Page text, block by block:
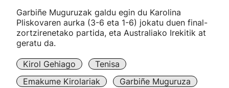
Mendi-lasterketak
"Helmuga"
Garbiñe Muguruzak galdu egin du Karolina
Pliskovaren aurka (3-6 eta 1-6) jokatu duen final-
zortzirenetako partida, eta Australiako Irekitik at
geratu da.
Kirol Gehiago
Tenisa
Emakume Kirolariak
Garbiñe Muguruza